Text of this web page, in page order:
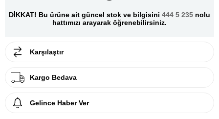
DİKKAT! Bu ürüne ait güncel stok ve bilgisini 444 5 235 nolu
hattımızı arayarak öğrenebilirsiniz.
Karşılaştır
Kargo Bedava
Gelince Haber Ver